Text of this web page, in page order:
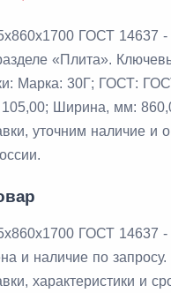
ГОСТ 14637 -
«Плита».
Марка: 30Г; ГОСТ:
Ширина, мм:
уточним наличие и
ГОСТ 14637 -
и наличие по запросу.
характеристики и